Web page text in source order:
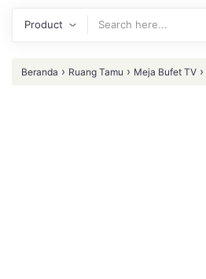
Beranda › Ruang Tamu › Meja Bufet TV ›